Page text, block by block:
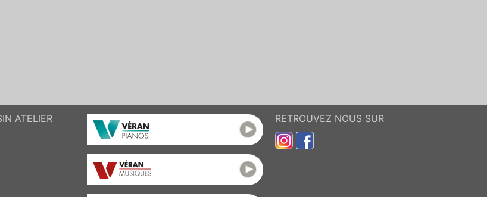
ATELIER
RETROUVEZ NOUS SUR